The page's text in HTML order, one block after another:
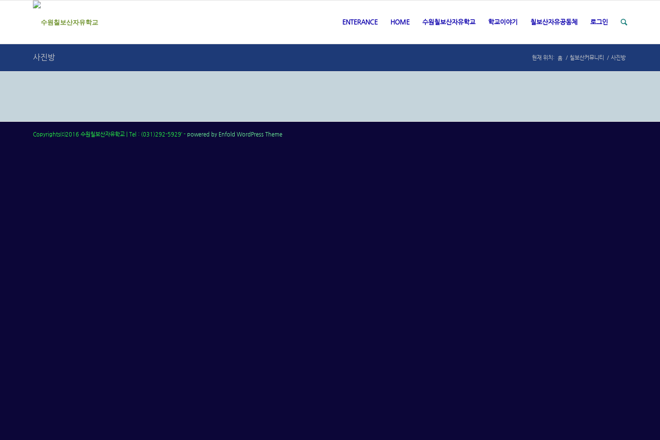
ENTERANCE HOME 수원칠보산자유학교 학교이야기 칠보산자유공동체 로그인
사진방 현재 위치: 홈 / 칠보산커뮤니티 / 사진방
Copyrights⒞2016 수원칠보산자유학교 | Tel : (031)292-5929’ - powered by Enfold WordPress Theme